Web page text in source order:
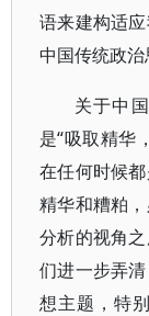
语来建构适
中国传统政治
关于中
是“吸取精华
在任何时候
精华和糟粕
分析的视角
们进一步弄
想主题，特